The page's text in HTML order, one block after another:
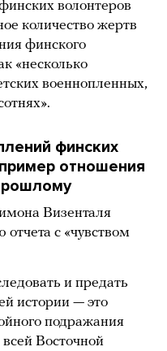
волонтеров
количество жертв
финского
«несколько
военнопленных,
финских
отношения
Визенталя
отчета с «чувством
и предать
истории — это
подражания
Восточной